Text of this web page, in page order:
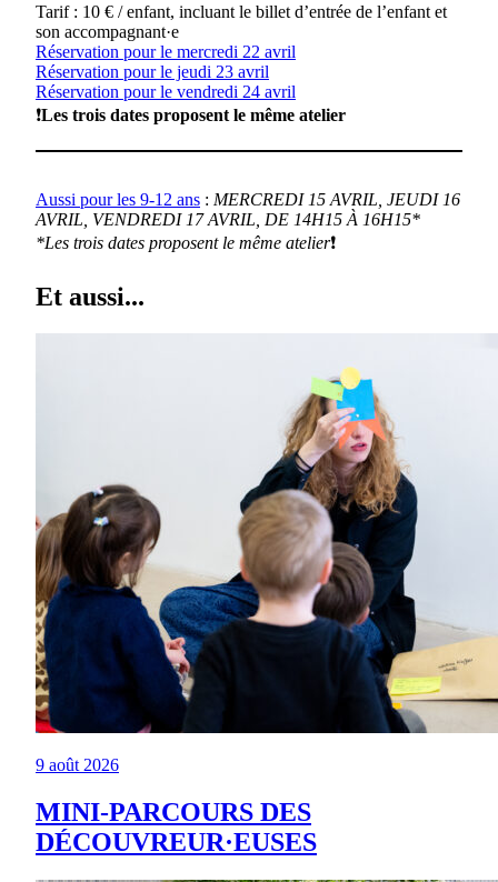
Tarif : 10 € / enfant, incluant le billet d’entrée de l’enfant et
son accompagnant·e
Réservation pour le mercredi 22 avril
Réservation pour le jeudi 23 avril
Réservation pour le vendredi 24 avril
❗Les trois dates proposent le même atelier
Aussi pour les 9-12 ans : MERCREDI 15 AVRIL, JEUDI 16
AVRIL, VENDREDI 17 AVRIL, DE 14H15 À 16H15*
*Les trois dates proposent le même atelier❗
Et aussi...
9 août 2026
MINI-PARCOURS DES
DÉCOUVREUR·EUSES